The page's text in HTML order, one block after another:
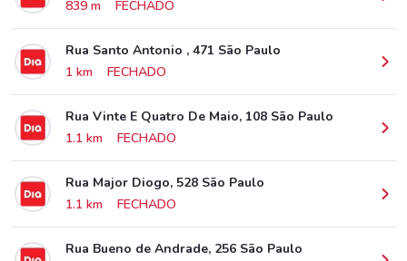
839 m
FECHADO
Rua Santo Antonio , 471 São Paulo
1 km
FECHADO
Rua Vinte E Quatro De Maio, 108 São Paulo
1.1 km
FECHADO
Rua Major Diogo, 528 São Paulo
1.1 km
FECHADO
Rua Bueno de Andrade, 256 São Paulo